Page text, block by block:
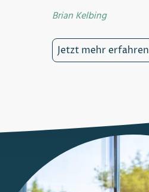
Brian Kelbing
Jetzt mehr erfahren